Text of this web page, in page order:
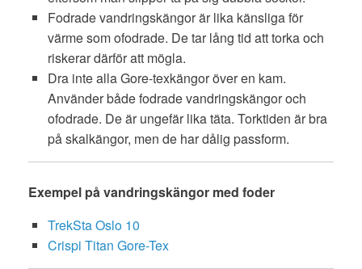
Fodrade vandringskängor är lika känsliga för
värme som ofodrade. De tar lång tid att torka och
riskerar därför att mögla.
Dra inte alla Gore-texkängor över en kam.
Använder både fodrade vandringskängor och
ofodrade. De är ungefär lika täta. Torktiden är bra
på skalkängor, men de har dålig passform.
Exempel på vandringskängor med foder
TrekSta Oslo 10
Crispi Titan Gore-Tex